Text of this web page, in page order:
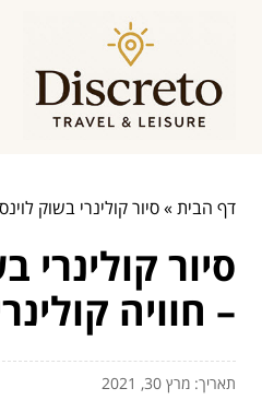
דף הבית»סיור קולינרי בשוק
סיור קולינרי
– חוויה
תאריך: מרץ 30, 2021